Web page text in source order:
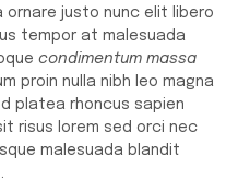
justo nunc elit libero
tempor at malesuada
condimentum massa
proin nulla nibh leo magna
platea rhoncus sapien
risus lorem sed orci nec
malesuada blandit